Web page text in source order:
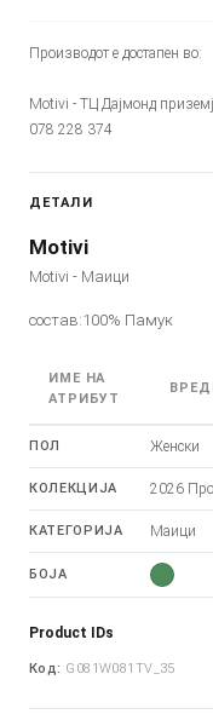
Производот е достапен во:
Motivi - ТЦ Дајмонд
078 228 374
ДЕТАЛИ
Motivi
Motivi - Маици
состав:100% Памук
ИМЕ НА
АТРИБУТ
ПОЛ Женски
КОЛЕКЦИЈА 2026
КАТЕГОРИЈА Маици
БОЈА
Product IDs
Код: G081W081TV_35